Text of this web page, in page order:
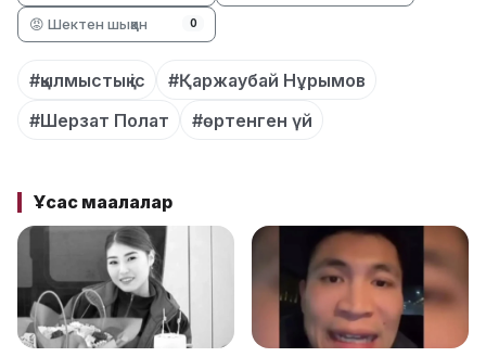
😡 Шектен шыққан 0
#қылмыстық іс
#Қаржаубай Нұрымов
#Шерзат Полат
#өртенген үй
Ұқсас мақалалар